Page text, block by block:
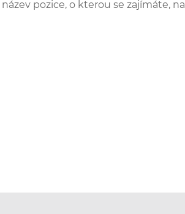
pozice, o kterou se zajímáte, na